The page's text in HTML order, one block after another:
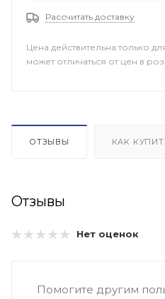
Рассчитать доставку
Цена действительна только
может отличаться от цен в
ОТЗЫВЫ КАК
Отзывы
Нет оценок
Помогите другим